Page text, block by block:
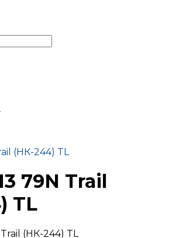
(НК-244) TL
79N Trail
TL